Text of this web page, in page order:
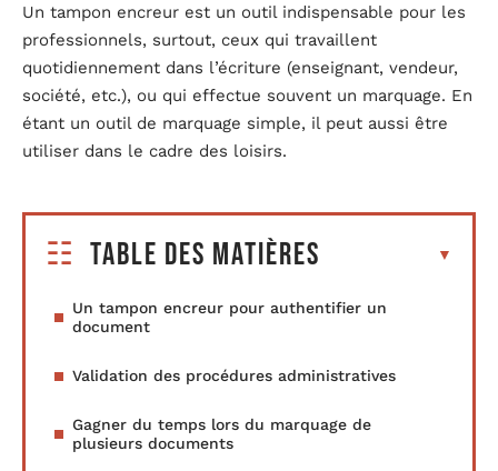
Un tampon encreur est un outil indispensable pour les
professionnels, surtout, ceux qui travaillent
quotidiennement dans l’écriture (enseignant, vendeur,
société, etc.), ou qui effectue souvent un marquage. En
étant un outil de marquage simple, il peut aussi être
utiliser dans le cadre des loisirs.
Table des matières
Un tampon encreur pour authentifier un
document
Validation des procédures administratives
Gagner du temps lors du marquage de
plusieurs documents